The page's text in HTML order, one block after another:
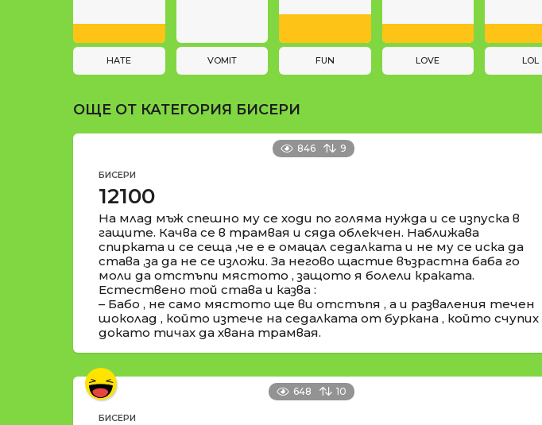
a
t
i
n
HATE VOMIT FUN LOVE LOL
ОЩЕ ОТ КАТЕГОРИЯ БИСЕРИ
846 9
БИСЕРИ
12100
На млад мъж спешно му се ходи по голяма нужда и се изпуска в
гащите. Качва се в трамвая и сяда облекчен. Наближава
спирката и се сеща ,че е е омацал седалката и не му се иска да
става ,за да не се изложи. За негово щастие възрастна баба го
моли да отстъпи мястото , защото я болели краката.
Естествено той става и казва :
– Бабо , не само мястото ще ви отстъпя , а и разваления течен
шоколад , който изтече на седалката от буркана , който счупих
докато тичах да хвана трамвая.
648 10
БИСЕРИ